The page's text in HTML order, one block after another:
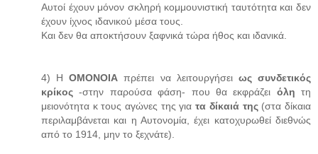
Αυτοί έχουν μόνον σκληρή κομμουνιστική ταυτότητα και δεν
έχουν ίχνος ιδανικού μέσα τους.
Και δεν θα αποκτήσουν ξαφνικά τώρα ήθος και ιδανικά.
4) ΗΟΜΟΝΟΙΑ πρέπει να λειτουργήσει ως συνδετικός
κρίκος -στην παρούσα φάση- που θα εκφράζει όλη τη
μειονότητα κ τους αγώνες της γιατα δίκαιά της(στα δίκαια
περιλαμβάνεται και η Αυτονομία, έχει κατοχυρωθεί διεθνώς
από το 1914, μην το ξεχνάτε).